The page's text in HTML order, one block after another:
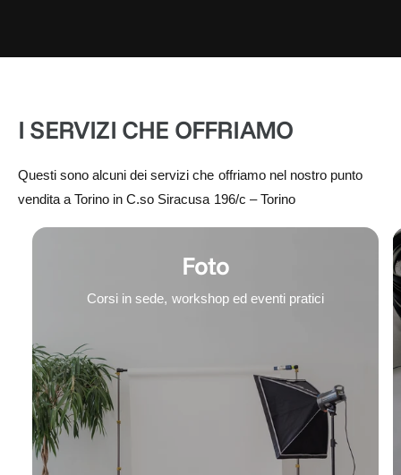
I SERVIZI CHE OFFRIAMO
Questi sono alcuni dei servizi che offriamo nel nostro punto
vendita a Torino in C.so Siracusa 196/c – Torino
Foto
Corsi in sede, workshop ed eventi pratici